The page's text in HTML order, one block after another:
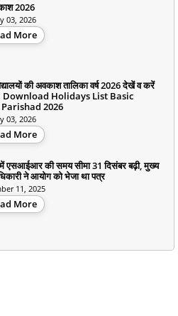
2026
03, 2026
More
की अवकाश तालिका वर्ष 2026 देखें व करें
Download Holidays List Basic
2026
03, 2026
More
एसआईआर की समय सीमा 31 दिसंबर बढ़ी, मुख्य
ने आयोग को भेजा था पत्र
11, 2025
More